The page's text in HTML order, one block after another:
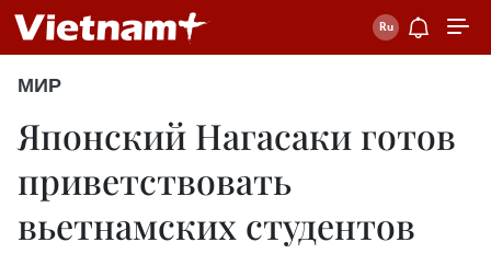
МИР
Японский Нагасаки готов
приветствовать
вьетнамских студентов